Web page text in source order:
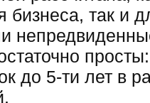
бизнеса, так и
до 5-ти лет в